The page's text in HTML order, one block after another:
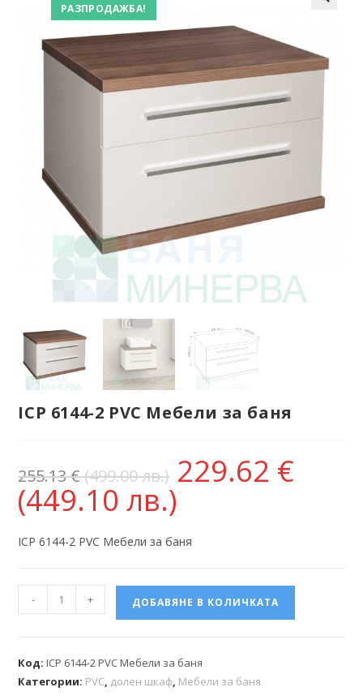
РАЗПРОДАЖБА!
ICP 6144-2 PVC Мебели за баня
255.13€(499.00 лв.) 229.62 €
(449.10 лв.)
ICP 6144-2 PVC Мебели за баня
- + ДОБАВЯНЕ В КОЛИЧКАТА
Код:ICP 6144-2 PVC Мебели за баня
Категории: PVC, долен шкаф, Мебели за баня